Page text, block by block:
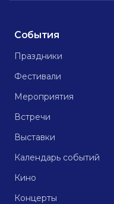
События
Праздники
Фестивали
Мероприятия
Встречи
Выставки
Календарь событий
Кино
Концерты